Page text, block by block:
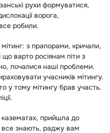
рухи формуватися,
ворога,
робили.
з прапорами, кричали,
варто росіянам піти з
почалися наші проблеми.
учасників мітингу.
у тому мітингу брав участь.
казематах, прийшла до
все знають, раджу вам